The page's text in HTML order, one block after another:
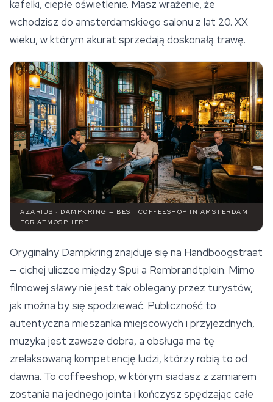
kafelki, ciepłe oświetlenie. Masz wrażenie, że
wchodzisz do amsterdamskiego salonu z lat 20. XX
wieku, w którym akurat sprzedają doskonałą trawę.
AZARIUS · DAMPKRING — BEST COFFEESHOP IN AMSTERDAM
FOR ATMOSPHERE
Oryginalny Dampkring znajduje się na Handboogstraat
— cichej uliczce między Spui a Rembrandtplein. Mimo
filmowej sławy nie jest tak oblegany przez turystów,
jak można by się spodziewać. Publiczność to
autentyczna mieszanka miejscowych i przyjezdnych,
muzyka jest zawsze dobra, a obsługa ma tę
zrelaksowaną kompetencję ludzi, którzy robią to od
dawna. To coffeeshop, w którym siadasz z zamiarem
zostania na jednego jointa i kończysz spędzając całe